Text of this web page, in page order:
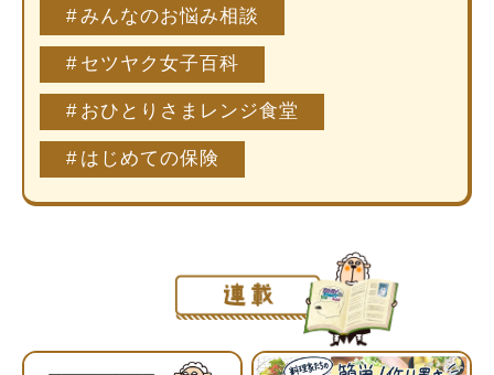
みんなのお悩み相談
セツヤク女子百科
おひとりさまレンジ食堂
はじめての保険